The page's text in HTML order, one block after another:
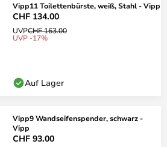
Vipp11 Toilettenbürste, weiß, Stahl - Vipp
CHF 134.00
UVPCHF 163.00
UVP -17%
Auf Lager
Vipp9 Wandseifenspender, schwarz -
Vipp
CHF 93.00